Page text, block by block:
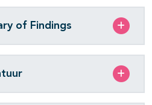
of Findings